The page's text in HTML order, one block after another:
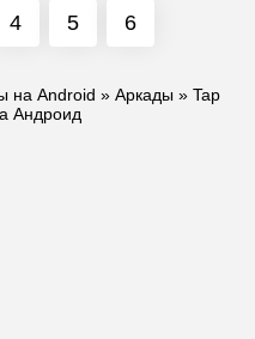
4 5 6
на Android » Аркады » Tap
Андроид